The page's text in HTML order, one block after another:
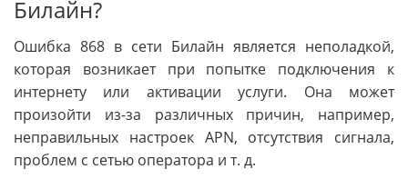
Билайн?
Ошибка 868 в сети Билайн является неполадкой,
которая возникает при попытке подключения к
интернету или активации услуги. Она может
произойти из-за различных причин, например,
неправильных настроек APN, отсутствия сигнала,
проблем с сетью оператора и т. д.